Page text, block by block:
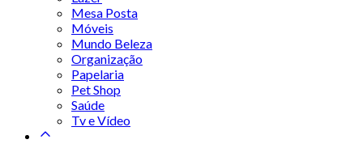
Mesa Posta
Móveis
Mundo Beleza
Organização
Papelaria
Pet Shop
Saúde
Tv e Vídeo